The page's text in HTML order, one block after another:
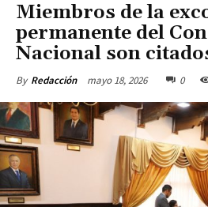
Miembros de la
permanente del
Nacional son
By Redacción mayo 18, 2026 0